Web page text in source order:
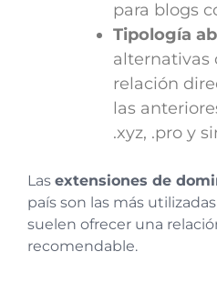
para blogs
Tipología
alternativas
relación
las
.xyz, .pro y
Las extensiones de
país son las más
suelen ofrecer una
recomendable.